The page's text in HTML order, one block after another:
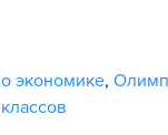
экономике,